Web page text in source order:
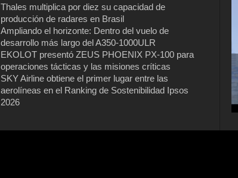
Thales multiplica por diez su capacidad de
producción de radares en Brasil
Ampliando el horizonte: Dentro del vuelo de
desarrollo más largo del A350-1000ULR
EKOLOT presentó ZEUS PHOENIX PX-100 para
operaciones tácticas y las misiones críticas
SKY Airline obtiene el primer lugar entre las
aerolíneas en el Ranking de Sostenibilidad Ipsos
2026
Air France-KLM anuncia a Guilhem
Mallet como nuevo Director General
para América Latina